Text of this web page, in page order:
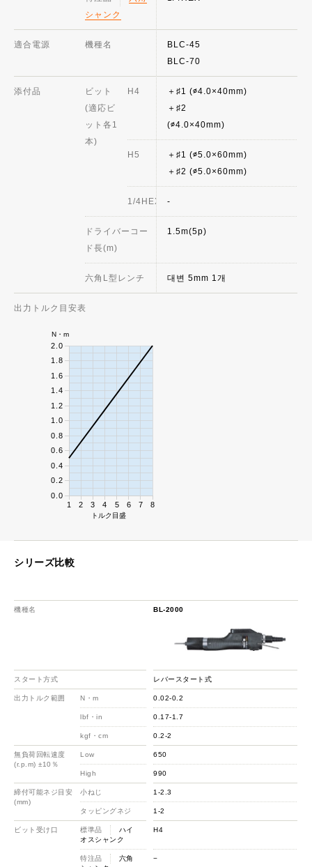
シャンク
適合電源 機種名
添付品
ビット
(適応ビ
ット各1
本)
H4
H5
1/4HEX
ドライバーコー
ド長(m)
六角L型レンチ
出力トルク目安表
BLC-45
BLC-70
＋♯1 (∅4.0×40mm)
＋♯2
＋♯1 (∅5.0×60mm)
＋♯2 (∅5.0×60mm)
-
1.5m(5p)
대변 5mm 1개
1 2 3 4 5 6 7 8
トルク目盛
0.0
0.2
0.4
0.6
0.8
1.0
1.2
1.4
1.6
1.8
2.0
N・m
シリーズ比較
機種名
スタート方式
出力トルク範囲 N・m
lbf・in
kgf・cm
無負荷回転速度
(r.p.m) ±10％
Low
High
締付可能ネジ目安
(mm)
小ねじ
タッピングネジ
ビット受け口 標準品
ハイ
オスシャンク
特注品
六角
BL-2000
レバースタート式
0.02-0.2
0.17-1.7
0.2-2
650
990
1-2.3
1-2
H4
−